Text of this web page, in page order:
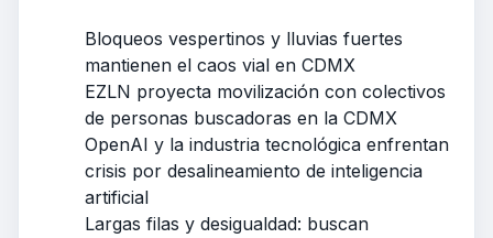
Bloqueos vespertinos y lluvias fuertes
mantienen el caos vial en CDMX
EZLN proyecta movilización con colectivos
de personas buscadoras en la CDMX
OpenAI y la industria tecnológica enfrentan
crisis por desalineamiento de inteligencia
artificial
Largas filas y desigualdad: buscan